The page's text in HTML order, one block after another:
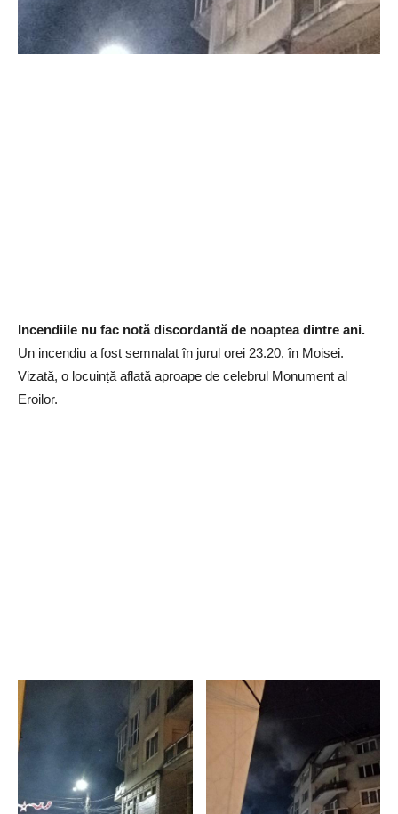
Incendiile nu fac notă discordantă de noaptea dintre ani.
Un incendiu a fost semnalat în jurul orei 23.20, în Moisei.
Vizată, o locuință aflată aproape de celebrul Monument al
Eroilor.